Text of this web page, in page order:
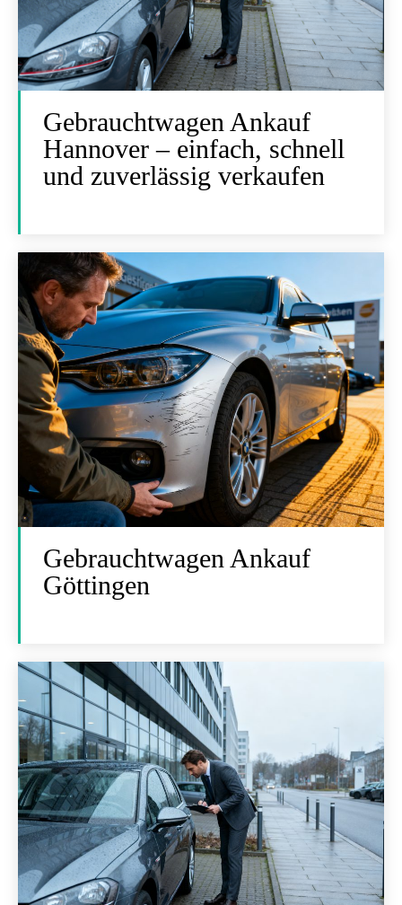
Gebrauchtwagen Ankauf
Hannover – einfach, schnell
und zuverlässig verkaufen
Gebrauchtwagen Ankauf
Göttingen